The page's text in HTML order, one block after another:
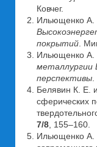
Ковчег.
Ильющенко А.
покрытий .
Ильющенко А.
металлургии
перспективы
Белявин К. Е.
сферических
7/8 , 155–160.
Ильющенко А.